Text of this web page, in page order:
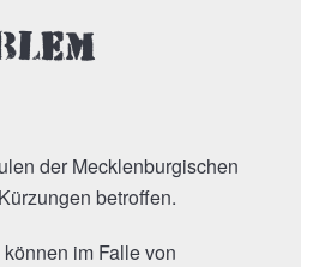
der Mecklenburgischen
betroffen.
im Falle von